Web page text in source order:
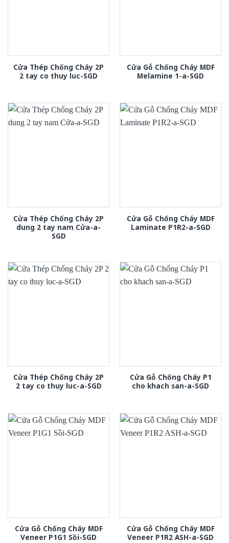
Cửa Thép Chống Cháy 2P
2 tay co thuy luc-SGD
Cửa Gỗ Chống Cháy MDF
Melamine 1-a-SGD
Cửa Thép Chống Cháy 2P
dung 2 tay nam Cửa-a-
SGD
Cửa Gỗ Chống Cháy MDF
Laminate P1R2-a-SGD
Cửa Thép Chống Cháy 2P
2 tay co thuy luc-a-SGD
Cửa Gỗ Chống Cháy P1
cho khach san-a-SGD
Cửa Gỗ Chống Cháy MDF
Veneer P1G1 Sồi-SGD
Cửa Gỗ Chống Cháy MDF
Veneer P1R2 ASH-a-SGD